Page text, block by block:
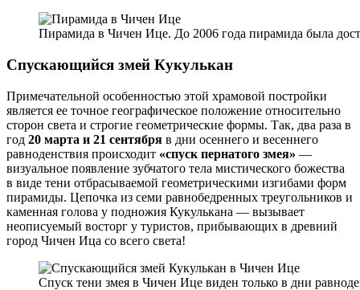
Пирамида в Чичен Ице. До 2006 года пирамида была
Спускающийся змей Кукулькан
Примечательной особенностью этой храмовой постройки
является ее точное географическое положение относительно
сторон света и строгие геометрические формы. Так, два раза в
год 20 марта и 21 сентября в дни осеннего и весеннего
равноденствия происходит «спуск пернатого змея» —
визуальное появление зубчатого тела мистического божества
в виде тени отбрасываемой геометрическими изгибами форм
пирамиды. Цепочка из семи равнобедренных треугольников и
каменная голова у подножия Кукулькана — вызывает
неописуемый восторг у туристов, прибывающих в древний
город Чичен Ица со всего света!
Спуск тени змея в Чичен Ице виден только в дни